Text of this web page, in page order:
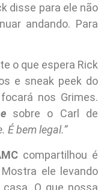
disse para ele não
andando. Para
o que espera Rick
e sneak peek do
nos Grimes.
sobre o Carl de
É bem legal.”
compartilhou é
ele levando
O que nossa